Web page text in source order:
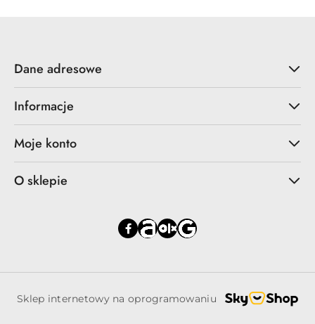
Dane adresowe
Informacje
Moje konto
O sklepie
Sklep internetowy na oprogramowaniu